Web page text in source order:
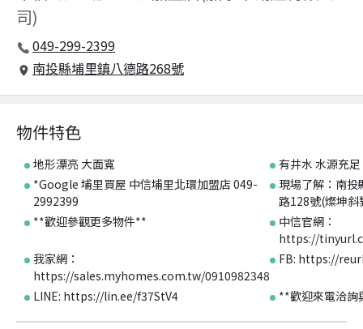
司)
049-299-2399
南投縣埔里鎮八德路268號
物件特色
地形漂亮 大面寬
有井水 水源充足
*Google 埔里買屋 中信埔里北環加盟店 049-
2992399
現場了解：南投
路128號(燦坤斜
**歡迎參觀更多物件**
中信官網：
https://
我家網：
https://sales.myhomes.com.tw/0910982348
FB: https://
LINE: https://lin.ee/f37StV4 **歡迎來電洽詢